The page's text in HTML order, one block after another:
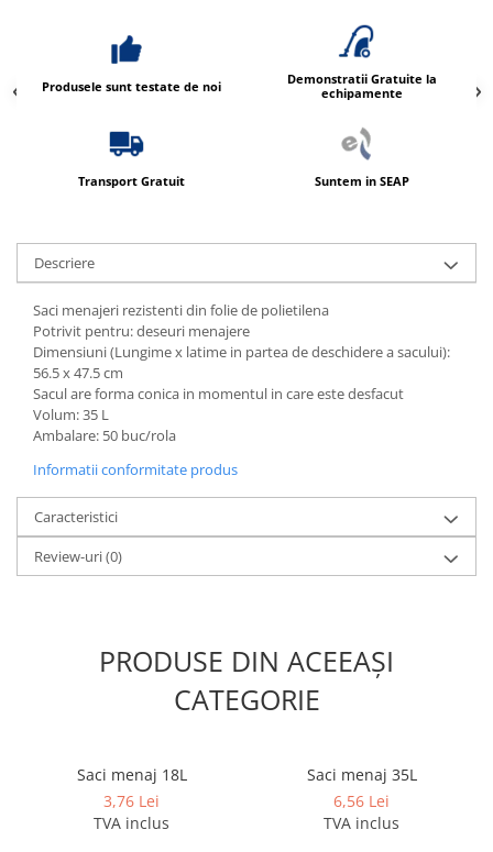
Produsele sunt testate de noi
Demonstratii Gratuite la
echipamente
Transport Gratuit Suntem in SEAP
Descriere
Saci menajeri rezistenti din folie de polietilena
Potrivit pentru: deseuri menajere
Dimensiuni (Lungime x latime in partea de deschidere a sacului):
56.5 x 47.5 cm
Sacul are forma conica in momentul in care este desfacut
Volum: 35 L
Ambalare: 50 buc/rola
Informatii conformitate produs
Caracteristici
Review-uri(0)
PRODUSE DIN ACEEAȘI
CATEGORIE
Saci menaj 18L
3,76 Lei
TVA inclus
Saci menaj 35L
6,56 Lei
TVA inclus